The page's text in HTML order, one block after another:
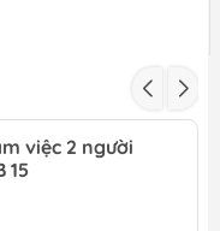
mạ
44cm x sâu
việc 2 người
15